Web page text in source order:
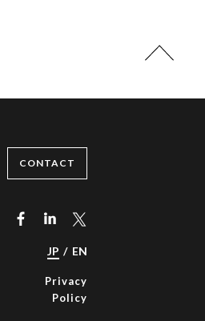
CONTACT
JP / EN
Privacy
Policy